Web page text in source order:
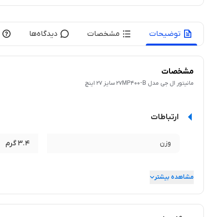
توضیحات مشخصات دیدگاه‌ها
مشخصات
مانيتور ال جی مدل 27MP400-B سايز 27 اينچ
ارتباطات
وزن 3.4 گرم
مشاهده بیشتر